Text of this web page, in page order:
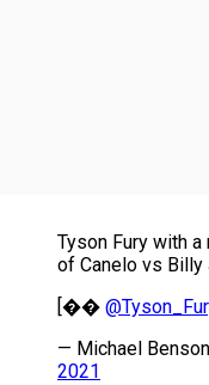
Tyson Fury with
of Canelo vs Billy
[��
— Michael
2021